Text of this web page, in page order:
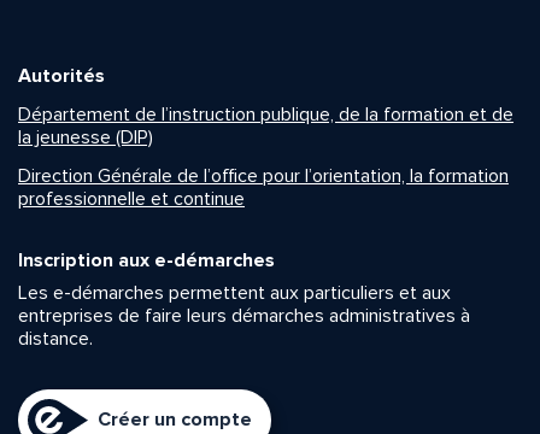
Autorités
Département de l’instruction publique, de la formation et de
la jeunesse (DIP)
Direction Générale de l’office pour l’orientation, la formation
professionnelle et continue
Inscription aux e-démarches
Les e-démarches permettent aux particuliers et aux
entreprises de faire leurs démarches administratives à
distance.
Créer un compte